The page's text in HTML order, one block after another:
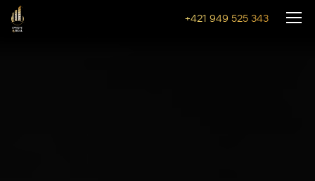
+421 949 525 343